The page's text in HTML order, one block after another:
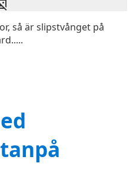
så är slipstvånget på